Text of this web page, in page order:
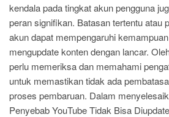
kendala pada tingkat akun pengguna
peran signifikan. Batasan tertentu atau
akun dapat mempengaruhi
mengupdate konten dengan lancar.
perlu memeriksa dan memahami
untuk memastikan tidak ada
proses pembaruan. Dalam
Penyebab YouTube Tidak Bisa